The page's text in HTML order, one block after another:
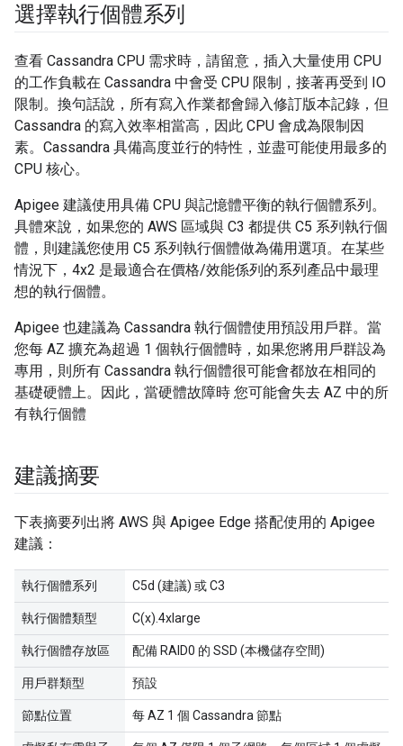
選擇執行個體系列
查看 Cassandra CPU 需求時，請留意，插入大量使用 CPU
的工作負載在 Cassandra 中會受 CPU 限制，接著再受到 IO
限制。換句話說，所有寫入作業都會歸入修訂版本記錄，但
Cassandra 的寫入效率相當高，因此 CPU 會成為限制因
素。Cassandra 具備高度並行的特性，並盡可能使用最多的
CPU 核心。
Apigee 建議使用具備 CPU 與記憶體平衡的執行個體系列。
具體來說，如果您的 AWS 區域與 C3 都提供 C5 系列執行個
體，則建議您使用 C5 系列執行個體做為備用選項。在某些
情況下，4x2 是最適合在價格/效能係列的系列產品中最理
想的執行個體。
Apigee 也建議為 Cassandra 執行個體使用預設用戶群。當
您每 AZ 擴充為超過 1 個執行個體時，如果您將用戶群設為
專用，則所有 Cassandra 執行個體很可能會都放在相同的
基礎硬體上。因此，當硬體故障時 您可能會失去 AZ 中的所
有執行個體
建議摘要
下表摘要列出將 AWS 與 Apigee Edge 搭配使用的 Apigee
建議：
執行個體系列 C5d (建議) 或 C3
執行個體類型 C(x).4xlarge
執行個體存放區 配備 RAID0 的 SSD (本機儲存空間)
用戶群類型 預設
節點位置 每 AZ 1 個 Cassandra 節點